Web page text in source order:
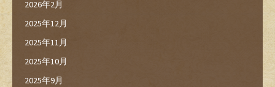
2026年2月
2025年12月
2025年11月
2025年10月
2025年9月